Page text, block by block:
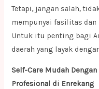
Tetapi, jangan salah,
mempunyai fasilitas dan
Untuk itu penting bagi
daerah yang layak
Self-Care Mudah
Profesional di Enrekang